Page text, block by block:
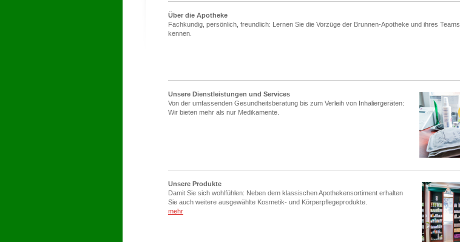
Über die Apotheke
Fachkundig, persönlich, freundlich: Lernen Sie die Vorzüge der Brunnen-Apotheke und ihres Teams
kennen.
Unsere Dienstleistungen und Services
Von der umfassenden Gesundheitsberatung bis zum Verleih von Inhaliergeräten:
Wir bieten mehr als nur Medikamente.
Unsere Produkte
Damit Sie sich wohlfühlen: Neben dem klassischen Apothekensortiment erhalten
Sie auch weitere ausgewählte Kosmetik- und Körperpflegeprodukte.
mehr